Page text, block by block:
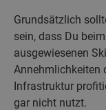
Grundsätzlich
sein, dass Du
ausgewiesenen
Annehmlichkeiten
Infrastruktur
gar nicht nutzt.